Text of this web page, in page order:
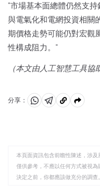
"市場基本面總體仍然支
與電氣化和電網投資相關
期價格走勢可能仍對宏觀
性構成阻力。"
（本文由人工智慧工具協
分享：
分 分 複
板
本頁面資訊包含前瞻性陳述，涉
僅供參考，不應以任何方式被視
決定之前，你都應該做充分的調